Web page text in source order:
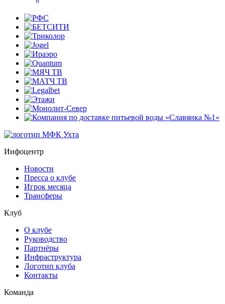
Инфоцентр
Новости
Пресса о клубе
Игрок месяца
Трансферы
Клуб
О клубе
Руководство
Партнёры
Инфраструктура
Логотип клуба
Контакты
Команда